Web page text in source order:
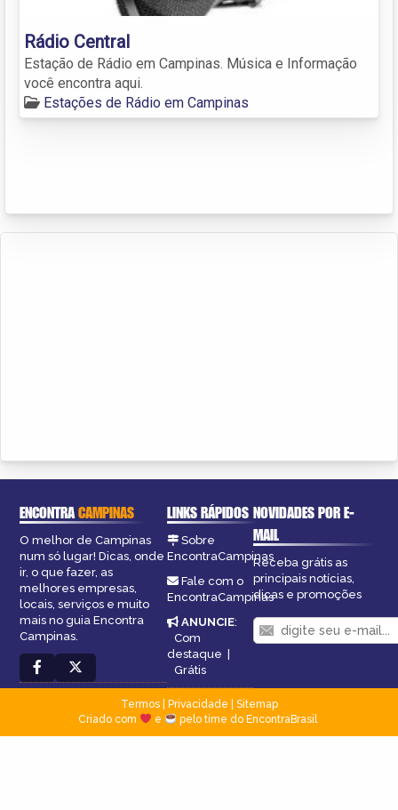
Rádio Central
Estação de Rádio em Campinas. Música e Informação
você encontra aqui.
Estações de Rádio em Campinas
ENCONTRACAMPINAS
O melhor de Campinas
num só lugar! Dicas, onde
ir, o que fazer, as
melhores empresas,
locais, serviços e muito
mais no guia Encontra
Campinas.
LINKS RÁPIDOS
Sobre
EncontraCampinas
Fale com o
EncontraCampinas
ANUNCIE:
Com
destaque |
Grátis
NOVIDADES POR E-
MAIL
Receba grátis as
principais notícias,
dicas e promoções
Termos| Privacidade
Sitemap
Criado com
e pelo time do EncontraBrasil